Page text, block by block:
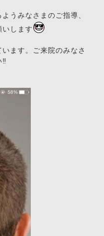
うみなさまのご指導、
いします
ます。ご来院のみなさ
‼️